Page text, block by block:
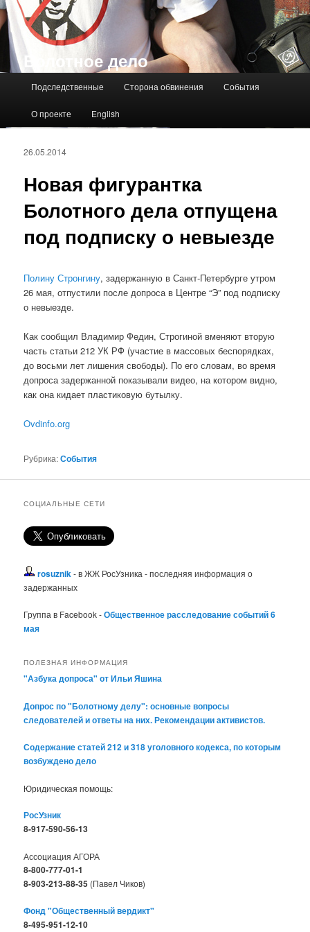
Болотное дело
Подследственные Сторона обвинения События
О проекте English
Новая фигурантка
Болотного дела отпущена
под подписку о невыезде
26.05.2014
Полину Стронгину, задержанную в Санкт-Петербурге утром
26 мая, отпустили после допроса в Центре “Э” под подписку
о невыезде.
Как сообщил Владимир Федин, Строгиной вменяют вторую
часть статьи 212 УК РФ (участие в массовых беспорядках,
до восьми лет лишения свободы). По его словам, во время
допроса задержанной показывали видео, на котором видно,
как она кидает пластиковую бутылку.
Ovdinfo.org
Рубрика:События
СОЦИАЛЬНЫЕ СЕТИ
rosuznik- в ЖЖ РосУзника - последняя информация о
задержанных
Группа в Facebook -Общественное расследование событий 6
мая
ПОЛЕЗНАЯ ИНФОРМАЦИЯ
"Азбука допроса" от Ильи Яшина
Допрос по "Болотному делу": основные вопросы
следователей и ответы на них. Рекомендации активистов.
Содержание статей 212 и 318 уголовного кодекса, по которым
возбуждено дело
Юридическая помощь:
РосУзник
8-917-590-56-13
Ассоциация АГОРА
8-800-777-01-1
8-903-213-88-35 (Павел Чиков)
Фонд "Общественный вердикт"
8-495-951-12-10